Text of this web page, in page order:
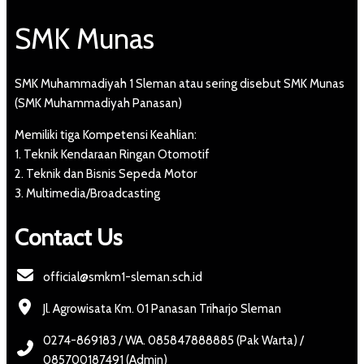
SMK Munas
SMK Muhammadiyah 1 Sleman atau sering disebut SMK Munas
(SMK Muhammadiyah Panasan)
Memiliki tiga Kompetensi Keahlian:
1. Teknik Kendaraan Ringan Otomotif
2. Teknik dan Bisnis Sepeda Motor
3. Multimedia/Broadcasting
Contact Us
official@smkm1-sleman.sch.id
Jl. Agrowisata Km. 01 Panasan Triharjo Sleman
0274-869183 / WA. 085847888885 (Pak Warta) /
085700187491 (Admin)